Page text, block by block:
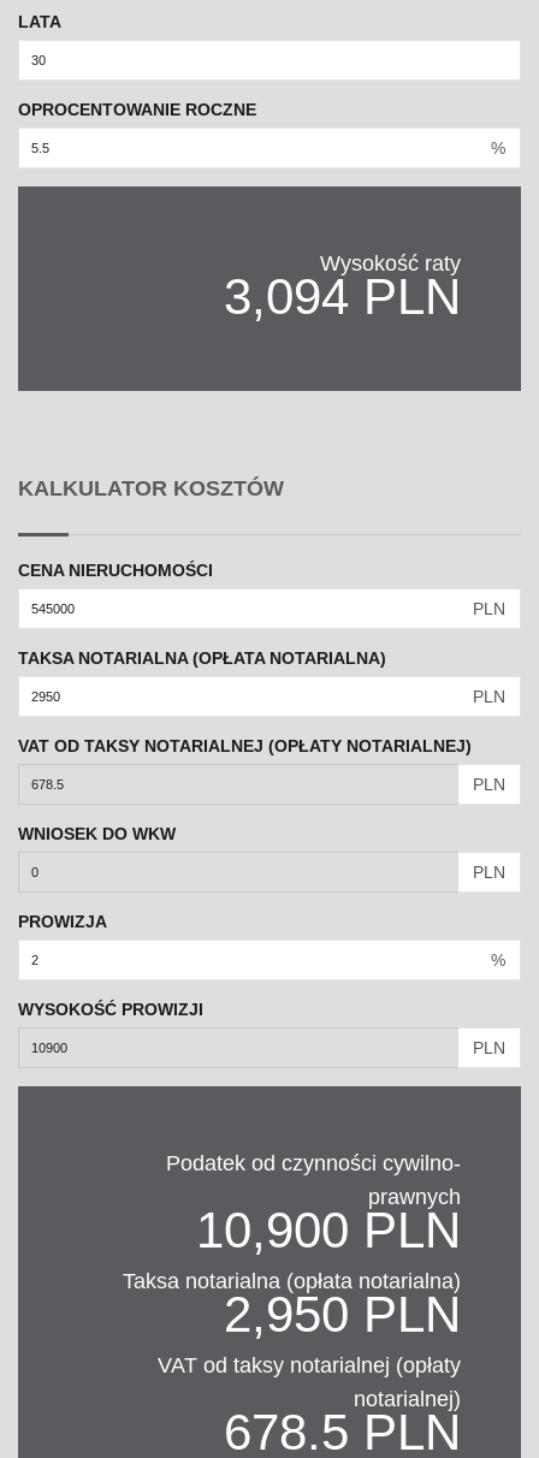
LATA
OPROCENTOWANIE ROCZNE
%
Wysokość raty
3,094 PLN
KALKULATOR KOSZTÓW
CENA NIERUCHOMOŚCI
PLN
TAKSA NOTARIALNA (OPŁATA NOTARIALNA)
PLN
VAT OD TAKSY NOTARIALNEJ (OPŁATY NOTARIALNEJ)
PLN
WNIOSEK DO WKW
PLN
PROWIZJA
%
WYSOKOŚĆ PROWIZJI
PLN
Podatek od czynności cywilno-
prawnych
10,900 PLN
Taksa notarialna (opłata notarialna)
2,950 PLN
VAT od taksy notarialnej (opłaty
notarialnej)
678.5 PLN